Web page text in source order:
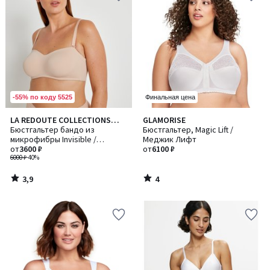
-55% по коду 5525
LA REDOUTE COLLECTIONS
PLUS
Бюстгальтер бандо из
микрофибры Invisible /
Инвизибл
6000 ₽-40%
от3600 ₽
3,9
/ 5
3,9
/
Финальная цена
GLAMORISE
Бюстгальтер, Magic Lift /
Меджик Лифт
от6100 ₽
4
/
5
4
/